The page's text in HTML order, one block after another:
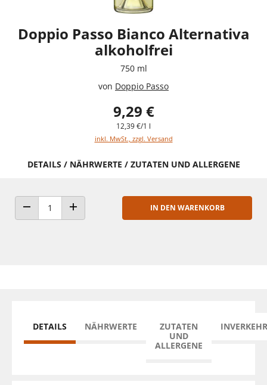
Doppio Passo Bianco Alternativa
alkoholfrei
750 ml
von Doppio Passo
9,29 €
12,39 €/1 l
inkl. MwSt., zzgl. Versand
DETAILS / NÄHRWERTE / ZUTATEN UND ALLERGENE
ANZAHL VERRINGERNANZAHL ERHÖHEN
IN DEN WARENKORB
DETAILS NÄHRWERTE
ZUTATEN
UND
ALLERGENE